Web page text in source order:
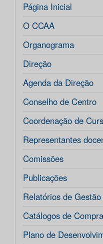
Página Inicial
O CCAA
Organograma
Direção
Agenda da Direção
Conselho de Centro
Coordenação de
Representantes
Comissões
Publicações
Relatórios de Gestão
Catálogos de
Plano de